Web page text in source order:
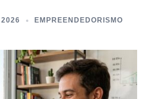
EMPREENDEDORISMO